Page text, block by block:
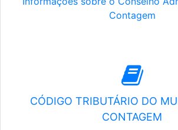
Contagem
CÓDIGO TRIBUTÁRIO DO
CONTAGEM